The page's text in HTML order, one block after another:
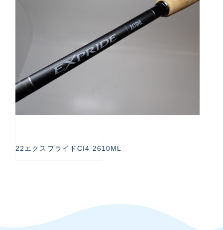
22エクスプライドCI4 2610ML